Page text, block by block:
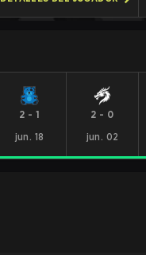
2 - 1
jun. 18
2 - 0
jun. 02